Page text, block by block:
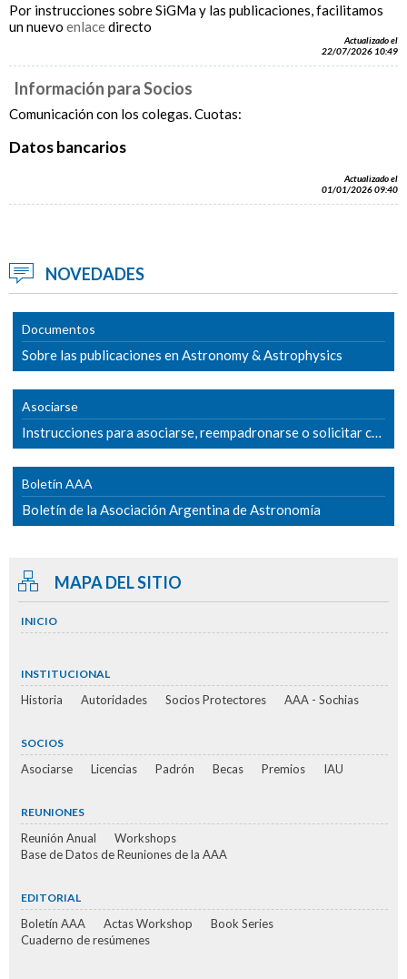
Por instrucciones sobre SiGMa y las publicaciones, facilitamos
un nuevo enlacedirecto
Actualizado el
22/07/2026 10:49
Información para Socios
Comunicación con los colegas. Cuotas:
Datos bancarios
Actualizado el
01/01/2026 09:40
NOVEDADES
Documentos
Sobre las publicaciones en Astronomy & Astrophysics
Asociarse
Instrucciones para asociarse, reempadronarse o solicitar cambio de categoría
Boletín AAA
Boletín de la Asociación Argentina de Astronomía
MAPA DEL SITIO
INICIO
INSTITUCIONAL
Historia Autoridades Socios Protectores AAA - Sochias
SOCIOS
Asociarse Licencias Padrón Becas Premios IAU
REUNIONES
Reunión Anual
Workshops
Base de Datos de Reuniones de la AAA
EDITORIAL
Boletín AAA Actas Workshop
Book Series
Cuaderno de resúmenes